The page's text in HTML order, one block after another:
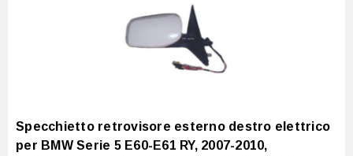
Specchietto retrovisore esterno destro elettrico
per BMW Serie 5 E60-E61 RY, 2007-2010,